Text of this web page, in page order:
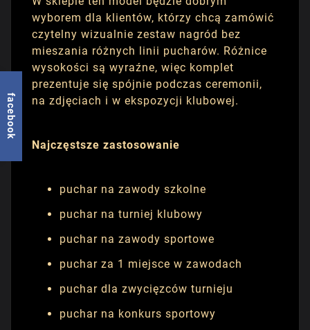
wyborem dla klientów, którzy chcą zamówić
czytelny wizualnie zestaw nagród bez
mieszania różnych linii pucharów. Różnice
wysokości są wyraźne, więc komplet
prezentuje się spójnie podczas ceremonii,
na zdjęciach i w ekspozycji klubowej.
Najczęstsze zastosowanie
puchar na zawody szkolne
puchar na turniej klubowy
puchar na zawody sportowe
puchar za 1 miejsce w zawodach
puchar dla zwycięzców turnieju
puchar na konkurs sportowy
facebook